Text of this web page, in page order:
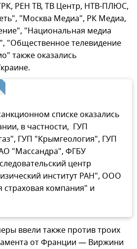
РЕН ТВ, ТВ Центр, НТВ-ПЛЮС,
"Москва Медиа", РК Медиа,
"Национальная медиа
"Общественное телевидение
также оказались
списке оказались
в частности, ГУП
ГУП "Крымгеология", ГУП
"Массандра", ФГБУ
центр
институт РАН", ООО
компания" и
ввели также против троих
от Франции — Виржини